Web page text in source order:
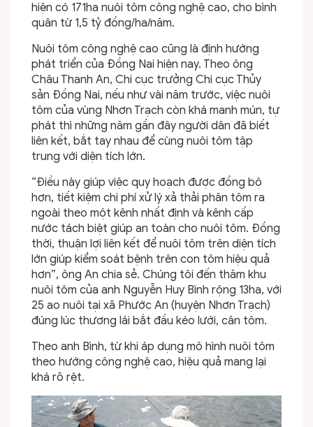
hiện có 171ha nuôi tôm công nghệ cao, cho bình
quân từ 1,5 tỷ đồng/ha/năm.
Nuôi tôm công nghệ cao cũng là định hướng
phát triển của Đồng Nai hiện nay. Theo ông
Châu Thanh An, Chi cục trưởng Chi cục Thủy
sản Đồng Nai, nếu như vài năm trước, việc nuôi
tôm của vùng Nhơn Trạch còn khá manh mún, tự
phát thì những năm gần đây người dân đã biết
liên kết, bắt tay nhau để cùng nuôi tôm tập
trung với diện tích lớn.
“Điều này giúp việc quy hoạch được đồng bộ
hơn, tiết kiệm chi phí xử lý xả thải phân tôm ra
ngoài theo một kênh nhất định và kênh cấp
nước tách biệt giúp an toàn cho nuôi tôm. Đồng
thời, thuận lợi liên kết để nuôi tôm trên diện tích
lớn giúp kiểm soát bệnh trên con tôm hiệu quả
hơn”, ông An chia sẻ. Chúng tôi đến thăm khu
nuôi tôm của anh Nguyễn Huy Bình rộng 13ha, với
25 ao nuôi tại xã Phước An (huyện Nhơn Trạch)
đúng lúc thương lái bắt đầu kéo lưới, cân tôm.
Theo anh Bình, từ khi áp dụng mô hình nuôi tôm
theo hướng công nghệ cao, hiệu quả mang lại
khá rõ rệt.